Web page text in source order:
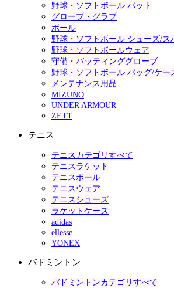
野球・ソフトボール バット
グローブ・グラブ
ボール
野球・ソフトボール シューズ/ス
野球・ソフトボールウェア
守備・バッティンググローブ
野球・ソフトボール バッグ/ケー
メンテナンス用品
MIZUNO
UNDER ARMOUR
ZETT
テニス
テニスカテゴリすべて
テニスラケット
テニスボール
テニスウェア
テニスシューズ
ラケットケース
adidas
ellesse
YONEX
バドミントン
バドミントンカテゴリすべて